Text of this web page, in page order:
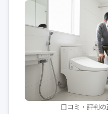
口コミ・評判